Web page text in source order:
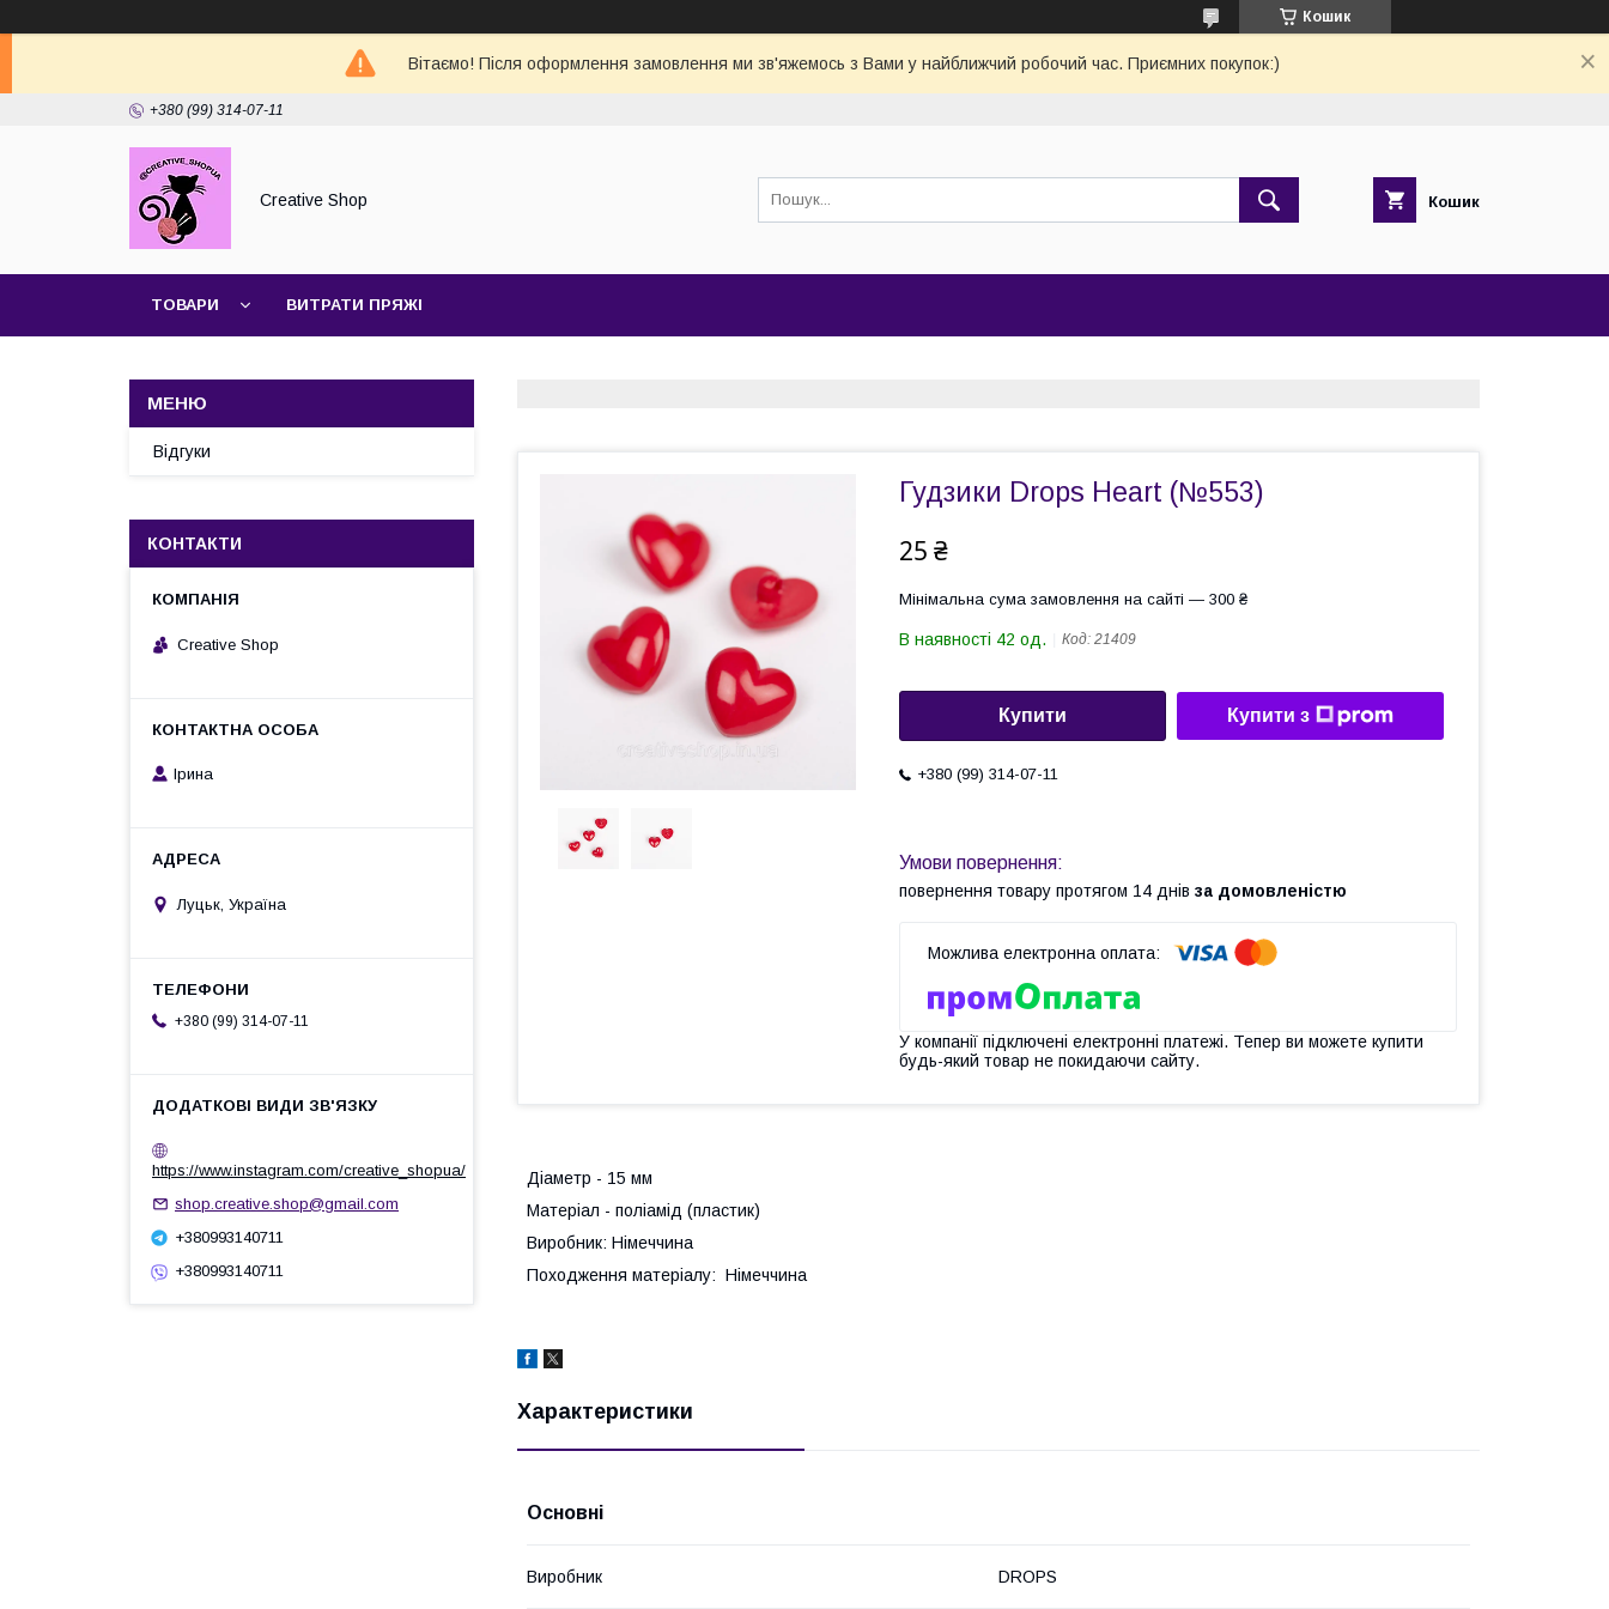
Кошик
Вітаємо! Після оформлення замовлення ми зв'яжемось з Вами у найближчий робочий час. Приємних покупок:)
+380 (99) 314-07-11
Creative Shop Кошик
ТОВАРИ ВИТРАТИ ПРЯЖІ
Гудзики Drops Heart (№553)
25 ₴
Мінімальна сума замовлення на сайті — 300 ₴
В наявності 42 од. Код: 21409
Купити Купити з
+380 (99) 314-07-11
повернення товару протягом 14 днів за домовленістю
У компанії підключені електронні платежі. Тепер ви можете купити
будь-який товар не покидаючи сайту.
Діаметр - 15 мм
Матеріал - поліамід (пластик)
Виробник: Німеччина
Походження матеріалу: Німеччина
Характеристики
Основні
Виробник DROPS
Відгуки
КОНТАКТИ
Creative Shop
Ірина
Луцьк, Україна
+380 (99) 314-07-11
https://www.instagram.com/creative_shopua/
shop.creative.shop@gmail.com
+380993140711
+380993140711